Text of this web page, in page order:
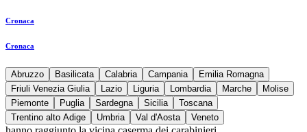
Cronaca
Cronaca
Abruzzo Basilicata Calabria Campania
Emilia Romagna
Friuli Venezia Giulia
Lazio Liguria Lombardia Marche
Molise
Piemonte
Puglia Sardegna Sicilia
Toscana
Trentino alto Adige
Umbria Val d'Aosta Veneto